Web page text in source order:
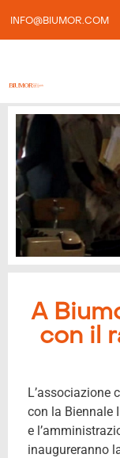
INFO@BIUMOR.COM
A
con il
L’associazione
con la Biennale
e
inaugureranno